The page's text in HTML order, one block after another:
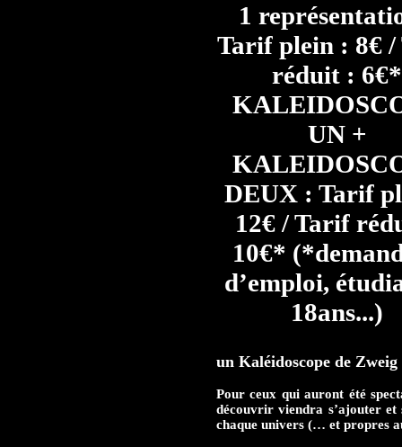
1
Tarif plein : 8€
réduit : 6€*
UN +
DEUX : Tarif
12€ / Tarif
10€*
d’emploi,
18ans...)
un Kaléidoscope de
Pour ceux qui auront été
découvrir viendra s’ajouter et
chaque univers (… et propres